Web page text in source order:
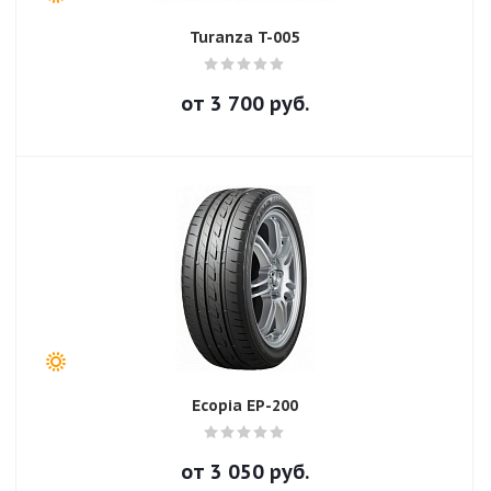
Turanza T-005
от 3 700руб.
Ecopia EP-200
от 3 050руб.